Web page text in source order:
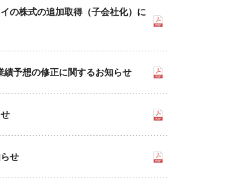
の株式の追加取得（子会社化）に
績予想の修正に関するお知らせ
せ